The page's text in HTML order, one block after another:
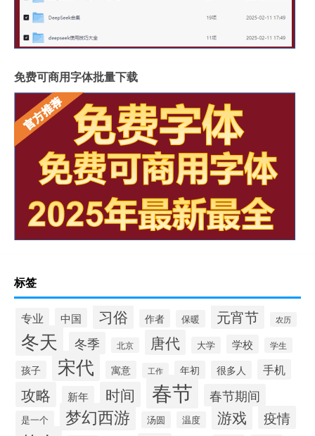
免费可商用字体批量下载
标签
专业 中国 习俗 作者 保暖 元宵节 农历
冬天 冬季 北京 唐代 大学 学校 学生
孩子 宋代 寓意 工作 年初 很多人 手机
攻略 新年 时间 春节 春节期间
是一个 梦幻西游 汤圆 温度 游戏 疫情